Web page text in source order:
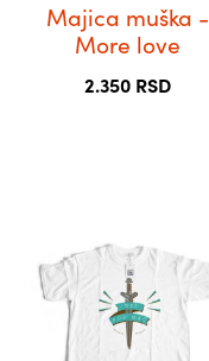
Majica muška -
More love
2.350 RSD
бити
изабране
страници
производ
има
више
варијанти.